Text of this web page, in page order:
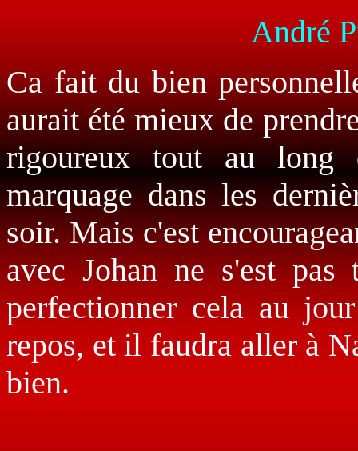
André
Ca fait du bien
aurait été mieux de
rigoureux tout au long
marquage dans les
soir. Mais c'est
avec Johan ne s'est
perfectionner cela au
repos, et il faudra aller à
bien.